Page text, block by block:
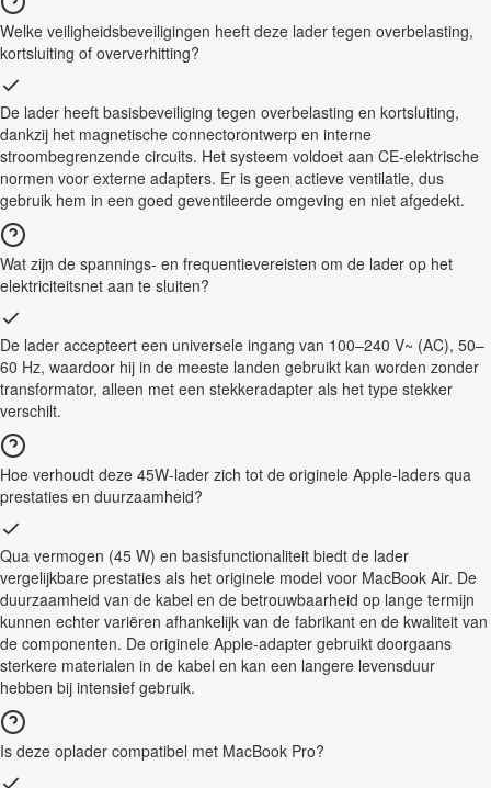
Welke veiligheidsbeveiligingen heeft deze lader tegen overbelasting,
kortsluiting of oververhitting?
De lader heeft basisbeveiliging tegen overbelasting en kortsluiting,
dankzij het magnetische connectorontwerp en interne
stroombegrenzende circuits. Het systeem voldoet aan CE-elektrische
normen voor externe adapters. Er is geen actieve ventilatie, dus
gebruik hem in een goed geventileerde omgeving en niet afgedekt.
Wat zijn de spannings- en frequentievereisten om de lader op het
elektriciteitsnet aan te sluiten?
De lader accepteert een universele ingang van 100–240 V~ (AC), 50–
60 Hz, waardoor hij in de meeste landen gebruikt kan worden zonder
transformator, alleen met een stekkeradapter als het type stekker
verschilt.
Hoe verhoudt deze 45W-lader zich tot de originele Apple-laders qua
prestaties en duurzaamheid?
Qua vermogen (45 W) en basisfunctionaliteit biedt de lader
vergelijkbare prestaties als het originele model voor MacBook Air. De
duurzaamheid van de kabel en de betrouwbaarheid op lange termijn
kunnen echter variëren afhankelijk van de fabrikant en de kwaliteit van
de componenten. De originele Apple-adapter gebruikt doorgaans
sterkere materialen in de kabel en kan een langere levensduur
hebben bij intensief gebruik.
Is deze oplader compatibel met MacBook Pro?